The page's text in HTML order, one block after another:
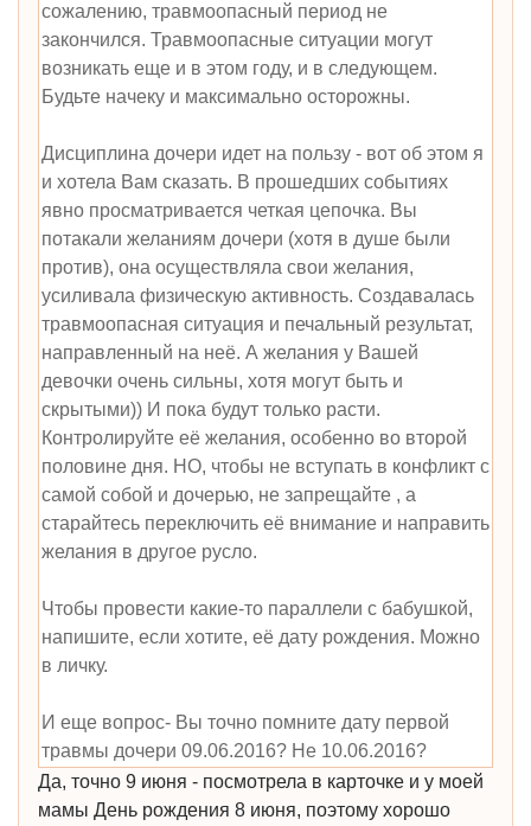
сожалению, травмоопасный период не
закончился. Травмоопасные ситуации могут
возникать еще и в этом году, и в следующем.
Будьте начеку и максимально осторожны.
Дисциплина дочери идет на пользу - вот об этом я
и хотела Вам сказать. В прошедших событиях
явно просматривается четкая цепочка. Вы
потакали желаниям дочери (хотя в душе были
против), она осуществляла свои желания,
усиливала физическую активность. Создавалась
травмоопасная ситуация и печальный результат,
направленный на неё. А желания у Вашей
девочки очень сильны, хотя могут быть и
скрытыми)) И пока будут только расти.
Контролируйте её желания, особенно во второй
половине дня. НО, чтобы не вступать в конфликт с
самой собой и дочерью, не запрещайте , а
старайтесь переключить её внимание и направить
желания в другое русло.
Чтобы провести какие-то параллели с бабушкой,
напишите, если хотите, её дату рождения. Можно
в личку.
И еще вопрос- Вы точно помните дату первой
травмы дочери 09.06.2016? Не 10.06.2016?
Да, точно 9 июня - посмотрела в карточке и у моей
мамы День рождения 8 июня, поэтому хорошо